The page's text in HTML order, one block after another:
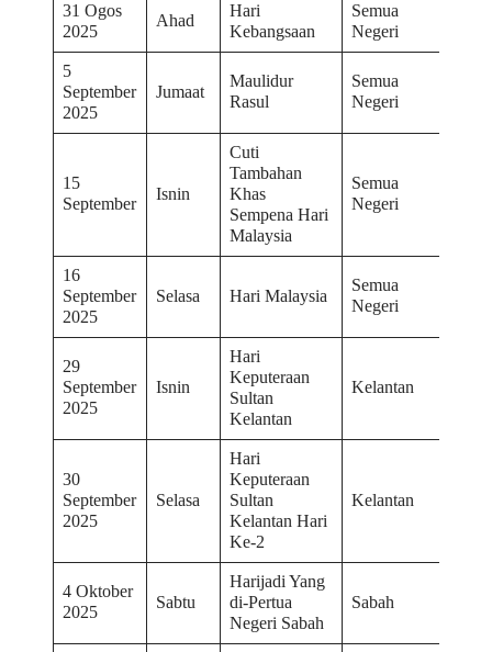
31 Ogos
2025
Ahad
Hari
Kebangsaan
Semua
Negeri
5
September
2025
Jumaat
Maulidur
Rasul
Semua
Negeri
15
September
Isnin
Cuti
Tambahan
Khas
Sempena Hari
Malaysia
Semua
Negeri
16
September
2025
Selasa Hari Malaysia
Semua
Negeri
29
September
2025
Isnin
Hari
Keputeraan
Sultan
Kelantan
Kelantan
30
September
2025
Selasa
Hari
Keputeraan
Sultan
Kelantan Hari
Ke-2
Kelantan
4 Oktober
2025
Sabtu
Harijadi Yang
di-Pertua
Negeri Sabah
Sabah